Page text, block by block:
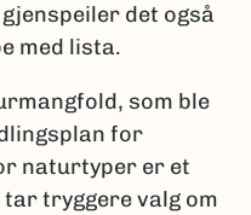
det også
med lista.
som ble
for
naturtyper er et
tryggere valg om